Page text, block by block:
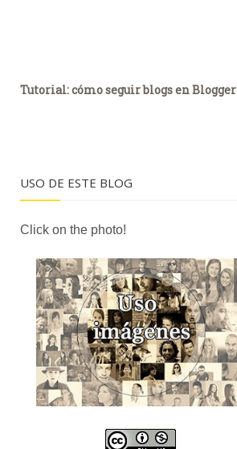
Tutorial: cómo seguir blogs en Blogger
USO DE ESTE BLOG
Click on the photo!